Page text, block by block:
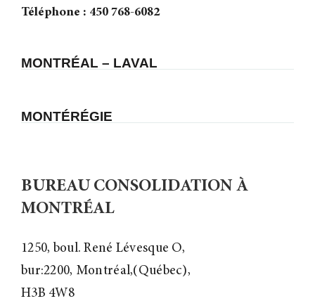
Téléphone : 450 768-6082
MONTRÉAL – LAVAL
MONTÉRÉGIE
BUREAU CONSOLIDATION À
MONTRÉAL
1250, boul. René Lévesque O,
bur:2200, Montréal,(Québec),
H3B 4W8